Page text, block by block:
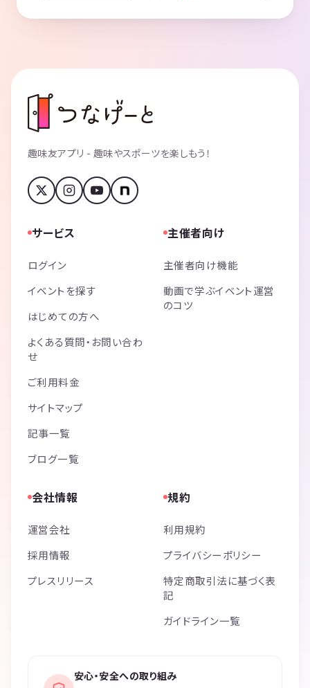
趣味友アプリ - 趣味やスポーツを楽しもう！
サービス
ログイン
イベントを探す
はじめての方へ
よくある質問・お問い合わ
せ
ご利用料金
サイトマップ
記事一覧
ブログ一覧
主催者向け
主催者向け機能
動画で学ぶイベント運営
のコツ
会社情報
運営会社
採用情報
プレスリリース
規約
利用規約
プライバシーポリシー
特定商取引法に基づく表
記
ガイドライン一覧
安心・安全への取り組み